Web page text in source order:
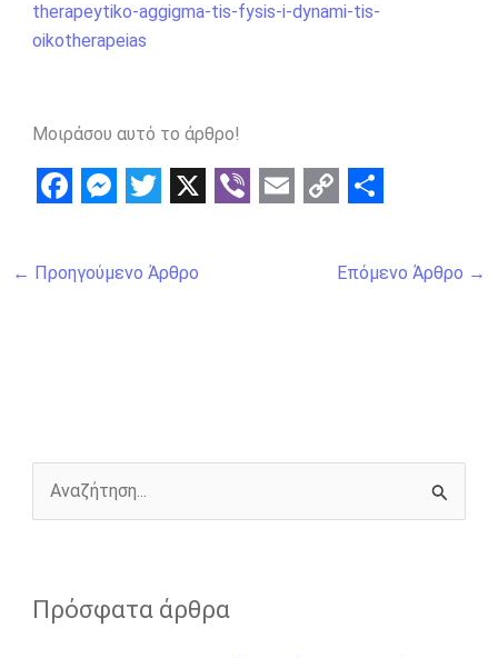
therapeytiko-aggigma-tis-fysis-i-dynami-tis-
oikotherapeias
Μοιράσου αυτό το άρθρο!
a
c
k
s
e
r
w
i
k
h
a
← Προηγούμενο Άρθρο Επόμενο Άρθρο →
ζ
Πρόσφατα άρθρα